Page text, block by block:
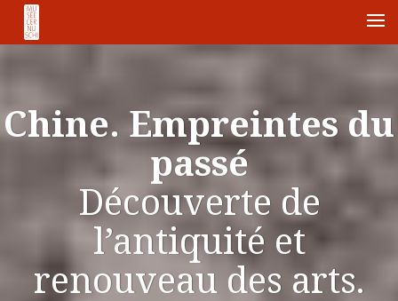
Chine. Empreintes du
passé
Découverte de
l’antiquité et
renouveau des arts.